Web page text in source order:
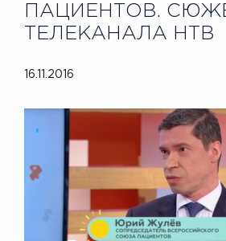
ПАЦИЕНТОВ.
ТЕЛЕКАНАЛА НТВ
16.11.2016